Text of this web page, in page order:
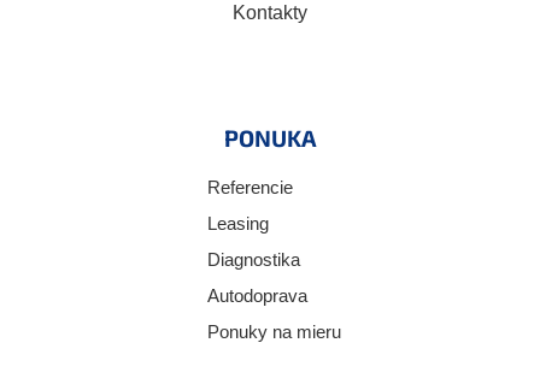
Kontakty
PONUKA
Referencie
Leasing
Diagnostika
Autodoprava
Ponuky na mieru